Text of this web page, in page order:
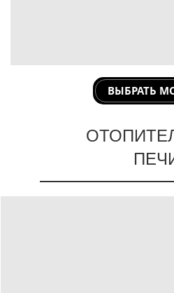
ВЫБРАТЬ